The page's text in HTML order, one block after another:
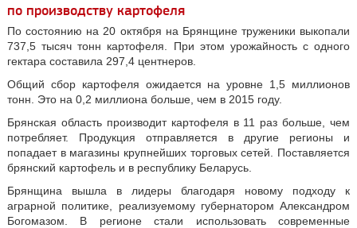
по производству картофеля
По состоянию на 20 октября на Брянщине труженики выкопали
737,5 тысяч тонн картофеля. При этом урожайность с одного
гектара составила 297,4 центнеров.
Общий сбор картофеля ожидается на уровне 1,5 миллионов
тонн. Это на 0,2 миллиона больше, чем в 2015 году.
Брянская область производит картофеля в 11 раз больше, чем
потребляет. Продукция отправляется в другие регионы и
попадает в магазины крупнейших торговых сетей. Поставляется
брянский картофель и в республику Беларусь.
Брянщина вышла в лидеры благодаря новому подходу к
аграрной политике, реализуемому губернатором Александром
Богомазом. В регионе стали использовать современные